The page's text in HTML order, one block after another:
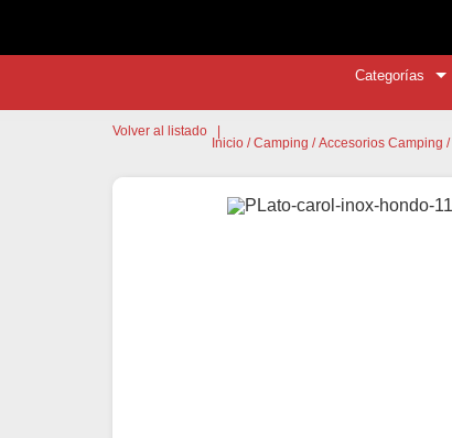
Categorías
Volver al listado
Inicio /Camping /Accesorios Camping /